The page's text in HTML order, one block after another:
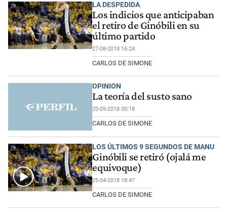
LA DESPEDIDA
Los indicios que anticipaban
el retiro de Ginóbili en su
último partido
27-08-2018 16:24
CARLOS DE SIMONE
OPINION
La teoría del susto sano
20-05-2018 00:18
CARLOS DE SIMONE
LOS ÚLTIMOS 9 SEGUNDOS DE MANU
Ginóbili se retiró (ojalá me
equivoque)
25-04-2018 18:47
CARLOS DE SIMONE